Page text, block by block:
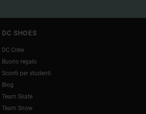
DC SHOES
DC Crew
Buono regalo
Sconti per studenti
Blog
Team Skate
Team Snow